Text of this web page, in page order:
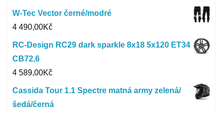
W-Tec Vector černé/modré
4 490,00Kč
RC-Design RC29 dark sparkle 8x18 5x120 ET34
CB72,6
4 589,00Kč
Cassida Tour 1.1 Spectre matná army zelená/
šedá/černá